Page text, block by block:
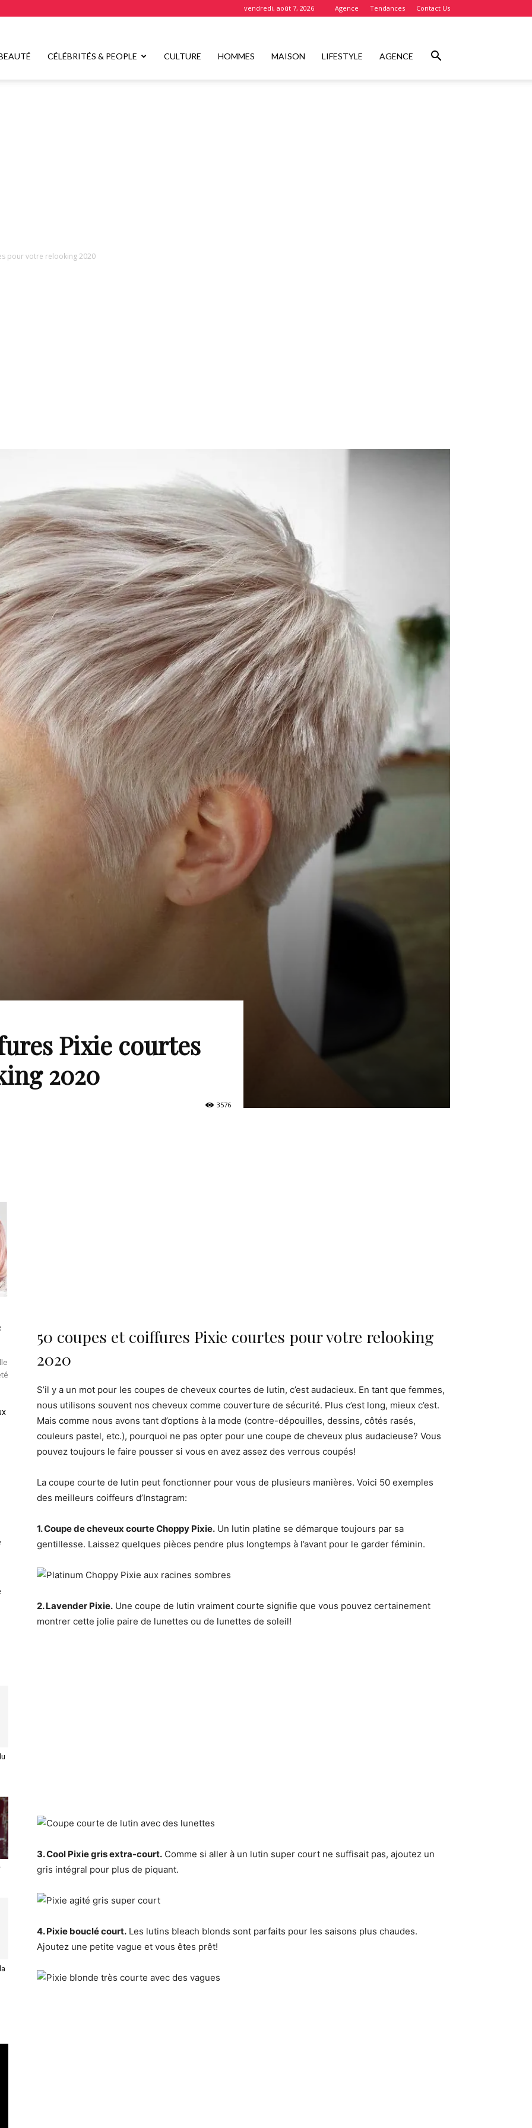
vendredi, août 7, 2026 Agence Tendances Contact Us
CÉLÉBRITÉS & PEOPLE CULTURE HOMMES MAISON LIFESTYLE AGENCE
pour votre relooking 2020
Pixie courtes
2020
3576
50 coupes et coiffures Pixie courtes pour votre relooking
2020
S’il y a un mot pour les coupes de cheveux courtes de lutin, c’est audacieux. En tant que femmes,
nous utilisons souvent nos cheveux comme couverture de sécurité. Plus c’est long, mieux c’est.
Mais comme nous avons tant d’options à la mode (contre-dépouilles, dessins, côtés rasés,
couleurs pastel, etc.), pourquoi ne pas opter pour une coupe de cheveux plus audacieuse? Vous
pouvez toujours le faire pousser si vous en avez assez des verrous coupés!
La coupe courte de lutin peut fonctionner pour vous de plusieurs manières. Voici 50 exemples
des meilleurs coiffeurs d’Instagram:
1. Coupe de cheveux courte Choppy Pixie. Un lutin platine se démarque toujours par sa
gentillesse. Laissez quelques pièces pendre plus longtemps à l’avant pour le garder féminin.
2. Lavender Pixie. Une coupe de lutin vraiment courte signifie que vous pouvez certainement
montrer cette jolie paire de lunettes ou de lunettes de soleil!
3. Cool Pixie gris extra-court. Comme si aller à un lutin super court ne suffisait pas, ajoutez un
gris intégral pour plus de piquant.
4. Pixie bouclé court. Les lutins bleach blonds sont parfaits pour les saisons plus chaudes.
Ajoutez une petite vague et vous êtes prêt!